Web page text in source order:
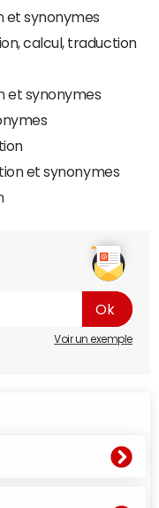
et synonymes
calcul, traduction
et synonymes
et synonymes
Voir un exemple